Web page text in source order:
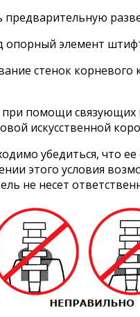
элемент
стенок
помощи
искусственной
убедиться, что
этого условия
не несет